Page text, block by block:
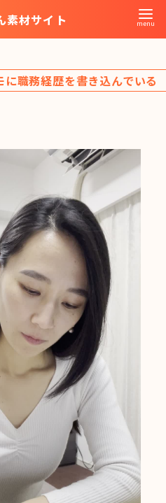
素材サイト
職務経歴を書き込んでいる